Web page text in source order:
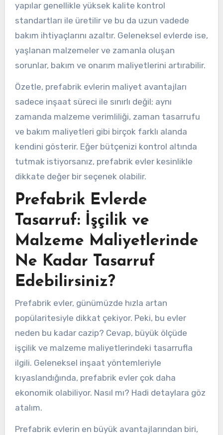
yapılar genellikle yüksek kalite kontrol
standartları ile üretilir ve bu da uzun vadede
bakım ihtiyaçlarını azaltır. Geleneksel evlerde ise,
yaşlanan malzemeler ve zamanla oluşan
sorunlar, bakım ve onarım maliyetlerini artırabilir.
Özetle, prefabrik evlerin maliyet avantajları
sadece inşaat süreci ile sınırlı değil; aynı
zamanda malzeme verimliliği, zaman tasarrufu
ve bakım maliyetleri gibi birçok farklı alanda
kendini gösterir. Eğer bütçenizi kontrol altında
tutmak istiyorsanız, prefabrik evler kesinlikle
dikkate değer bir seçenek olabilir.
Prefabrik Evlerde
Tasarruf: İşçilik ve
Malzeme Maliyetlerinde
Ne Kadar Tasarruf
Edebilirsiniz?
Prefabrik evler, günümüzde hızla artan
popülaritesiyle dikkat çekiyor. Peki, bu evler
neden bu kadar cazip? Cevap, büyük ölçüde
işçilik ve malzeme maliyetlerindeki tasarrufla
ilgili. Geleneksel inşaat yöntemleriyle
kıyaslandığında, prefabrik evler çok daha
ekonomik olabiliyor. Nasıl mı? Hadi detaylara göz
atalım.
Prefabrik evlerin en büyük avantajlarından biri,